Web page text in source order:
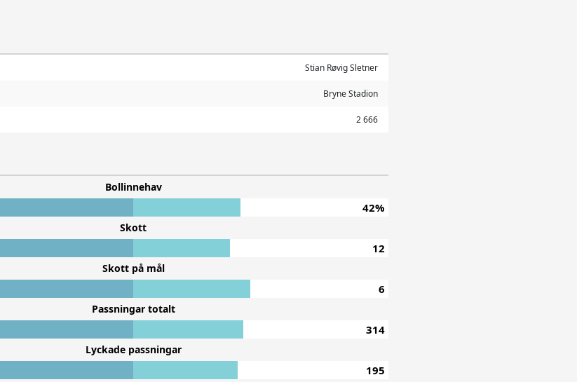
Stian Røvig Sletner
Bryne Stadion
2 666
Bollinnehav
42%
Skott
12
Skott på mål
6
Passningar totalt
314
Lyckade passningar
195